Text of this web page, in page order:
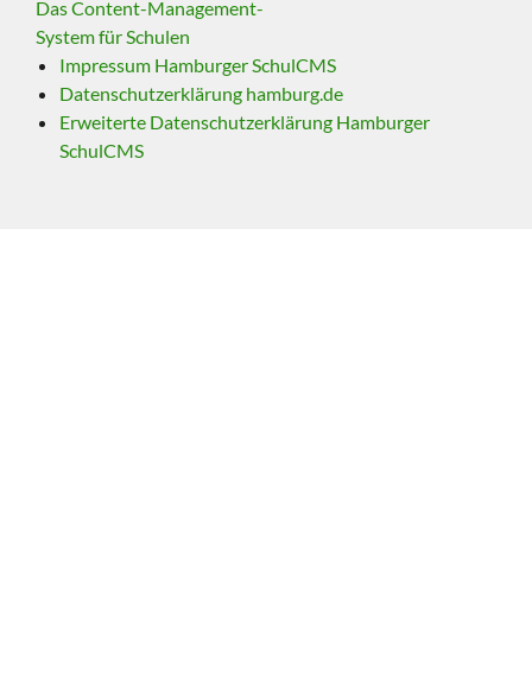
Das Content-Management-
System für Schulen
Impressum Hamburger SchulCMS
Datenschutzerklärung hamburg.de
Erweiterte Datenschutzerklärung Hamburger
SchulCMS